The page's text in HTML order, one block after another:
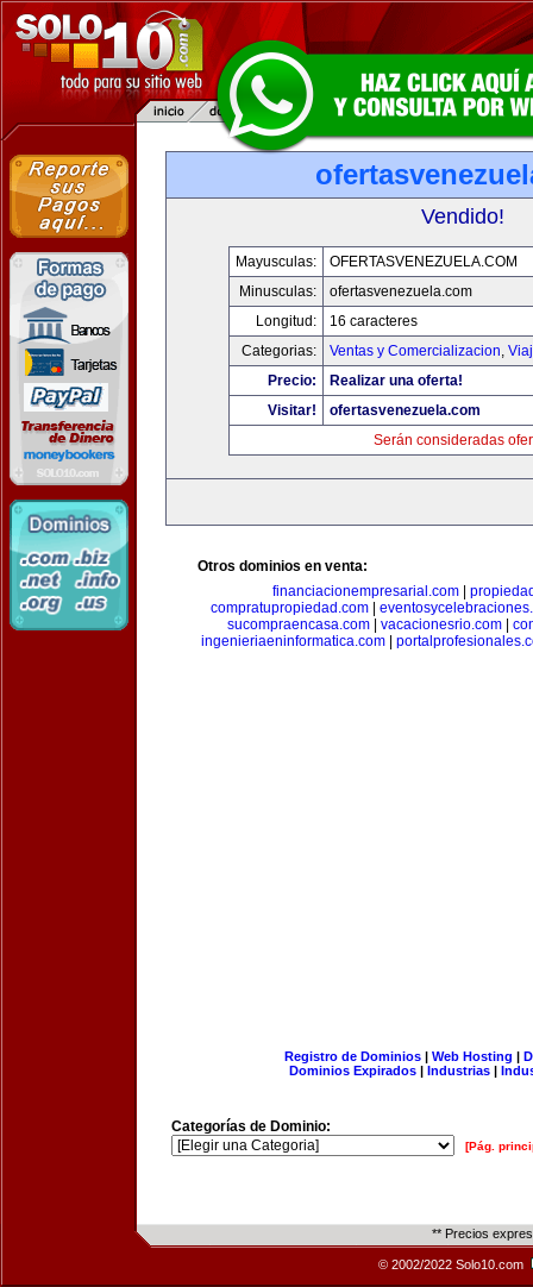
Vendido!
Mayusculas:
OFERTASVENEZUELA.COM
Minusculas:
ofertasvenezuela.com
Longitud:
16 caracteres
Categorias:
Ventas y Comercializacion,
Precio:
Realizar una oferta!
Visitar!
ofertasvenezuela.com
Serán consideradas
Otros dominios en venta:
financiacionempresarial.com
compratupropiedad.com
sucompraencasa.com| vacacionesrio.com|
ingenieriaeninformatica.com|
Registro de Dominios| Web Hosting |
Dominios Expirados | Industrias |
Categorías de Dominio:
[Pág.
** Precios
© 2002/2022 Solo10.com